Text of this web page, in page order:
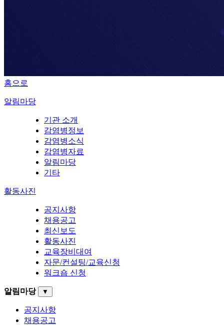
홈으로
알림마당
기관 소개
감염병정보
감염병소식
감염병자료
알림마당
기타
활동사진
공지사항
채용공고
최신보도
활동사진
교육장비대여
자문/컨설팅/교육신청
워크숍 신청
알림마당 ▼
공지사항
채용공고